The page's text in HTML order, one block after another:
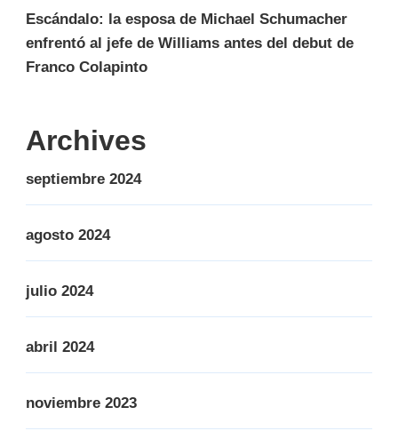
Escándalo: la esposa de Michael Schumacher
enfrentó al jefe de Williams antes del debut de
Franco Colapinto
Archives
septiembre 2024
agosto 2024
julio 2024
abril 2024
noviembre 2023